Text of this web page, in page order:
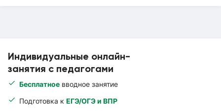
Индивидуальные онлайн-
занятия с педагогами
Бесплатное вводное занятие
Подготовка к ЕГЭ/ОГЭ и ВПР